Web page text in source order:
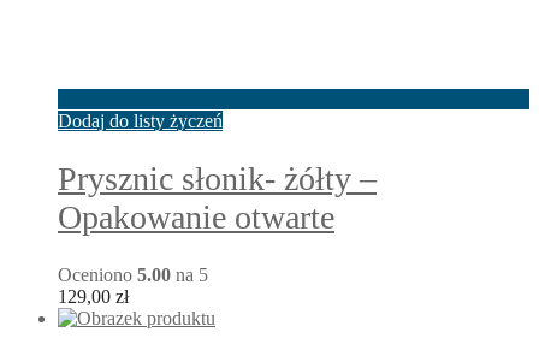
Dodaj do listy życzeń
Prysznic słonik- żółty –
Opakowanie otwarte
Oceniono 5.00 na 5
129,00 zł